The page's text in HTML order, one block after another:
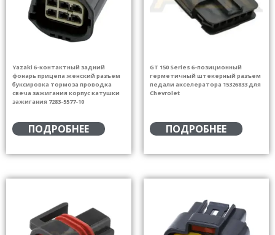
Yazaki 6-контактный задний
фонарь прицепа женский разъем
буксировка тормоза проводка
свеча зажигания корпус катушки
зажигания 7283-5577-10
ПОДРОБНЕЕ
GT 150 Series 6-позиционный
герметичный штекерный разъем
педали акселератора 15326833 для
Chevrolet
ПОДРОБНЕЕ